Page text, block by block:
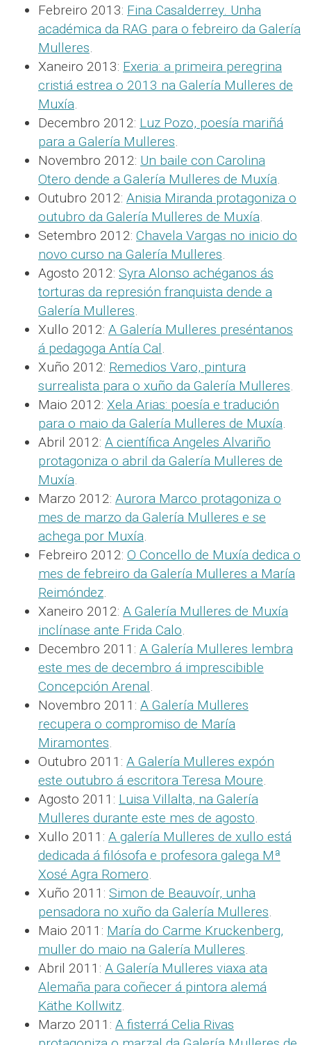
Febreiro 2013: Fina Casalderrey. Unha
académica da RAG para o febreiro da Galería
Mulleres.
Xaneiro 2013: Exeria: a primeira peregrina
cristiá estrea o 2013 na Galería Mulleres de
Muxía.
Decembro 2012: Luz Pozo, poesía mariñá
para a Galería Mulleres.
Novembro 2012: Un baile con Carolina
Otero dende a Galería Mulleres de Muxía.
Outubro 2012: Anisia Miranda protagoniza o
outubro da Galería Mulleres de Muxía.
Setembro 2012: Chavela Vargas no inicio do
novo curso na Galería Mulleres.
Agosto 2012: Syra Alonso achéganos ás
torturas da represión franquista dende a
Galería Mulleres.
Xullo 2012: A Galería Mulleres preséntanos
á pedagoga Antía Cal.
Xuño 2012: Remedios Varo, pintura
surrealista para o xuño da Galería Mulleres.
Maio 2012: Xela Arias: poesía e tradución
para o maio da Galería Mulleres de Muxía.
Abril 2012: A científica Angeles Alvariño
protagoniza o abril da Galería Mulleres de
Muxía.
Marzo 2012: Aurora Marco protagoniza o
mes de marzo da Galería Mulleres e se
achega por Muxía.
Febreiro 2012: O Concello de Muxía dedica o
mes de febreiro da Galería Mulleres a María
Reimóndez.
Xaneiro 2012: A Galería Mulleres de Muxía
inclínase ante Frida Calo.
Decembro 2011: A Galería Mulleres lembra
este mes de decembro á imprescibible
Concepción Arenal.
Novembro 2011: A Galería Mulleres
recupera o compromiso de María
Miramontes.
Outubro 2011: A Galería Mulleres expón
este outubro á escritora Teresa Moure.
Agosto 2011: Luisa Villalta, na Galería
Mulleres durante este mes de agosto.
Xullo 2011: A galería Mulleres de xullo está
dedicada á filósofa e profesora galega Mª
Xosé Agra Romero.
Xuño 2011: Simon de Beauvoír, unha
pensadora no xuño da Galería Mulleres.
Maio 2011: María do Carme Kruckenberg,
muller do maio na Galería Mulleres.
Abril 2011: A Galería Mulleres viaxa ata
Alemaña para coñecer á pintora alemá
Käthe Kollwitz.
Marzo 2011: A fisterrá Celia Rivas